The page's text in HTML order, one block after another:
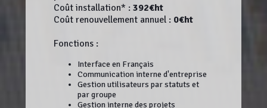
Coût installation* : 392€ht
Coût renouvellement annuel : 0€ht
Fonctions :
Interface en Français
Communication interne d'entreprise
Gestion utilisateurs par statuts et
par groupe
Gestion interne des projets